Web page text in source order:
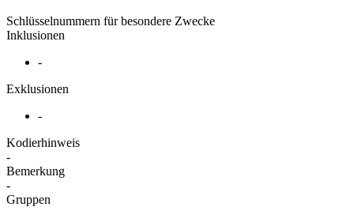
Schlüsselnummern für besondere Zwecke
Inklusionen
-
Exklusionen
-
Kodierhinweis
-
Bemerkung
-
Gruppen